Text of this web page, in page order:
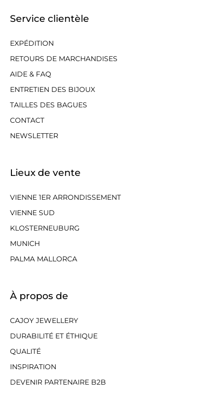
Service clientèle
EXPÉDITION
RETOURS DE MARCHANDISES
AIDE & FAQ
ENTRETIEN DES BIJOUX
TAILLES DES BAGUES
CONTACT
NEWSLETTER
Lieux de vente
VIENNE 1ER ARRONDISSEMENT
VIENNE SUD
KLOSTERNEUBURG
MUNICH
PALMA MALLORCA
À propos de
CAJOY JEWELLERY
DURABILITÉ ET ÉTHIQUE
QUALITÉ
INSPIRATION
DEVENIR PARTENAIRE B2B